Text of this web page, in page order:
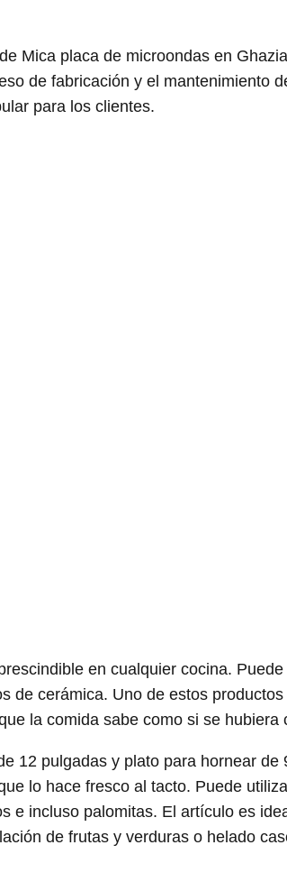
Mica placa de microondas en
de fabricación y el mantenimiento
para los clientes.
en cualquier cocina.
de cerámica. Uno de estos
la comida sabe como si se hubiera
12 pulgadas y plato para hornear
lo hace fresco al tacto. Puede
e incluso palomitas. El artículo es
de frutas y verduras o helado